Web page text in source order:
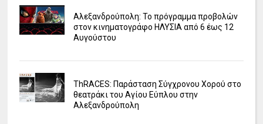
Αλεξανδρούπολη: Το πρόγραμμα προβολών
στον κινηματογράφο ΗΛΥΣΙΑ από 6 έως 12
Αυγούστου
ΤhRACES: Παράσταση Σύγχρονου Χορού στο
θεατράκι του Αγίου Εύπλου στην
Αλεξανδρούπολη